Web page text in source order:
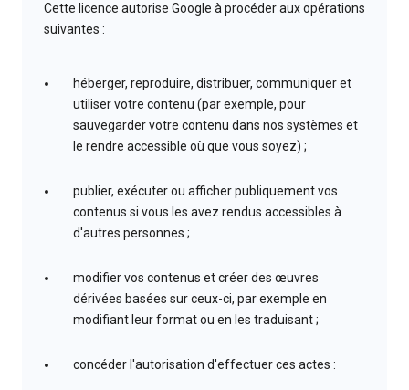
Cette licence autorise Google à procéder aux opérations
suivantes :
héberger, reproduire, distribuer, communiquer et
utiliser votre contenu (par exemple, pour
sauvegarder votre contenu dans nos systèmes et
le rendre accessible où que vous soyez) ;
publier, exécuter ou afficher publiquement vos
contenus si vous les avez rendus accessibles à
d'autres personnes ;
modifier vos contenus et créer des œuvres
dérivées basées sur ceux-ci, par exemple en
modifiant leur format ou en les traduisant ;
concéder l'autorisation d'effectuer ces actes :